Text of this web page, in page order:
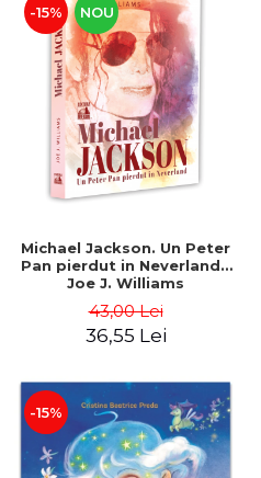
-15% NOU
Michael Jackson. Un Peter
Pan pierdut in Neverland -
Joe J. Williams
43,00 Lei
36,55 Lei
-15%